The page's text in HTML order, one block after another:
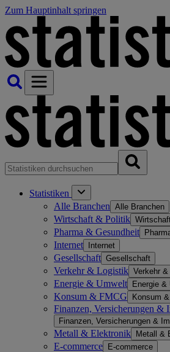
Zum Hauptinhalt springen
Statistiken
Alle Branchen Alle Branchen
Wirtschaft & Politik
Pharma & Gesundheit
Internet Internet
Gesellschaft Gesellschaft
Verkehr & Logistik Verkehr
Energie & Umwelt Energie &
Konsum & FMCG Konsum
Finanzen, Versicherungen &
Finanzen, Versicherungen &
Metall & Elektronik Metall &
E-commerce E-commerce